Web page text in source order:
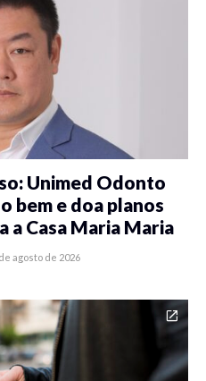
Unimed Odonto
bem e doa planos
Casa Maria Maria
agosto de 2026